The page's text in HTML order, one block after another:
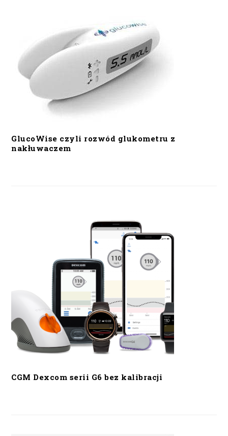
GlucoWise czyli rozwód glukometru z
nakłuwaczem
CGM Dexcom serii G6 bez kalibracji